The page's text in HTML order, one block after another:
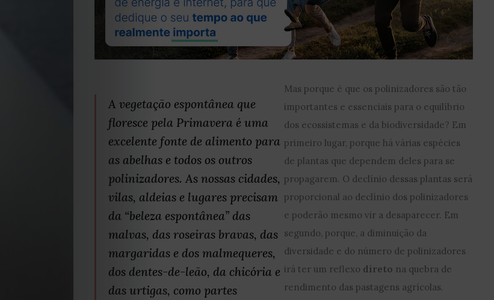
A vegetação espontânea que
floresce pela Primavera é uma
excelente fonte de alimento para
as abelhas e todos os outros
polinizadores. As nossas cidades,
vilas, aldeias e lugares precisam
da “beleza espontânea” das
malvas, das roseiras bravas, das
margaridas e dos malmequeres,
dos dentes-de-leão, da chicória e
das urtigas, como partes
Mas porque é que os polinizadores são tão
importantes e essenciais para o equilíbrio
dos ecossistemas e da biodiversidade? Em
primeiro lugar, porque há várias espécies
de plantas que dependem deles para se
propagarem. O declínio dessas plantas será
proporcional ao declínio dos polinizadores
e poderão mesmo vir a desaparecer. Em
segundo, porque, a diminuição da
diversidade e do número de polinizadores
irá ter um reflexo direto na quebra de
rendimento das pastagens agrícolas.